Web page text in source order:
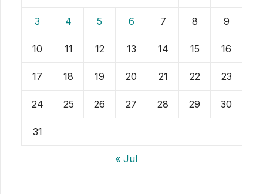
3 4 5 6 7 8 9
10 11 12 13 14 15 16
17 18 19 20 21 22 23
24 25 26 27 28 29 30
31
« Jul